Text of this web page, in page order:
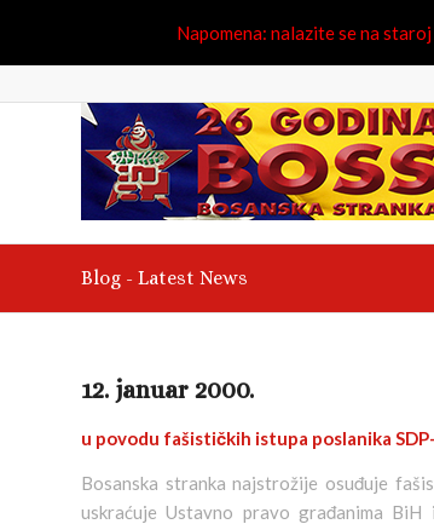
Blog - Latest News
12. januar 2000.
u povodu fašističkih istupa poslanika
Bosanska stranka najstrožije osuđuje
uskraćuje Ustavno pravo građanima
Napomena: nalazite se na